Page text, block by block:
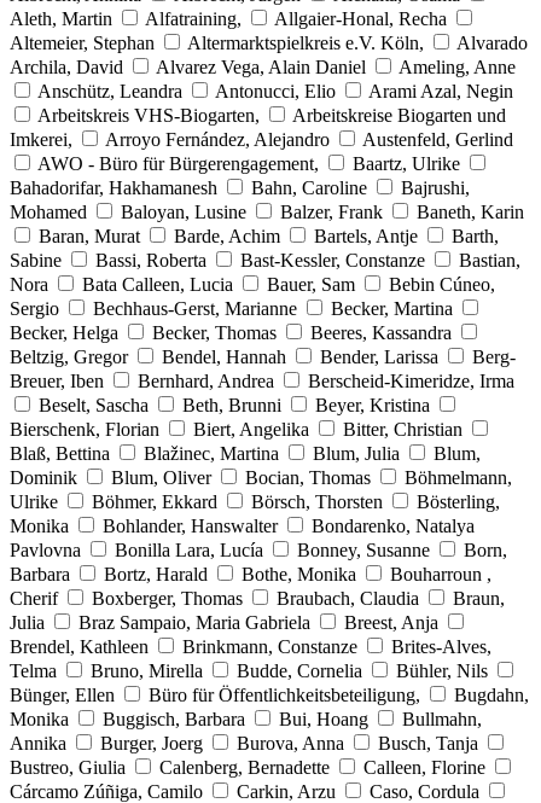
Aleth, Martin
Alfatraining,
Allgaier-Honal, Recha
Altemeier, Stephan
Altermarktspielkreis e.V. Köln,
Alvarado
Archila, David
Alvarez Vega, Alain Daniel
Ameling, Anne
Anschütz, Leandra
Antonucci, Elio
Arami Azal, Negin
Arbeitskreis VHS-Biogarten,
Arbeitskreise Biogarten und
Imkerei,
Arroyo Fernández, Alejandro
Austenfeld, Gerlind
AWO - Büro für Bürgerengagement,
Baartz, Ulrike
Bahadorifar, Hakhamanesh
Bahn, Caroline
Bajrushi,
Mohamed
Baloyan, Lusine Balzer, Frank
Baneth, Karin
Baran, Murat
Barde, Achim Bartels, Antje
Barth,
Sabine
Bassi, Roberta Bast-Kessler, Constanze
Bastian,
Nora
Bata Calleen, Lucia Bauer, Sam
Bebin Cúneo,
Sergio
Bechhaus-Gerst, Marianne
Becker, Martina
Becker, Helga
Becker, Thomas
Beeres, Kassandra
Beltzig, Gregor
Bendel, Hannah Bender, Larissa
Berg-
Breuer, Iben
Bernhard, Andrea
Berscheid-Kimeridze, Irma
Beselt, Sascha
Beth, Brunni
Beyer, Kristina
Bierschenk, Florian
Biert, Angelika
Bitter, Christian
Blaß, Bettina
Blažinec, Martina Blum, Julia
Blum,
Dominik
Blum, Oliver Bocian, Thomas
Böhmelmann,
Ulrike
Böhmer, Ekkard Börsch, Thorsten
Bösterling,
Monika
Bohlander, Hanswalter
Bondarenko, Natalya
Pavlovna
Bonilla Lara, Lucía Bonney, Susanne
Born,
Barbara
Bortz, Harald Bothe, Monika
Bouharroun ,
Cherif
Boxberger, Thomas Braubach, Claudia
Braun,
Julia
Braz Sampaio, Maria Gabriela
Breest, Anja
Brendel, Kathleen
Brinkmann, Constanze
Brites-Alves,
Telma
Bruno, Mirella Budde, Cornelia
Bühler, Nils
Bünger, Ellen
Büro für Öffentlichkeitsbeteiligung,
Bugdahn,
Monika
Buggisch, Barbara Bui, Hoang
Bullmahn,
Annika
Burger, Joerg Burova, Anna
Busch, Tanja
Bustreo, Giulia
Calenberg, Bernadette
Calleen, Florine
Cárcamo Zúñiga, Camilo
Carkin, Arzu
Caso, Cordula